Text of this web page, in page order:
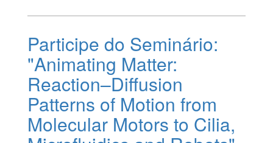
Participe do Seminário:
"Animating Matter:
Reaction–Diffusion
Patterns of Motion from
Molecular Motors to Cilia,